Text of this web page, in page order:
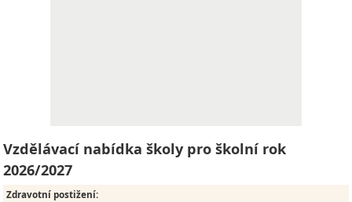
Vzdělávací nabídka školy pro školní rok
2026/2027
Zdravotní postižení: